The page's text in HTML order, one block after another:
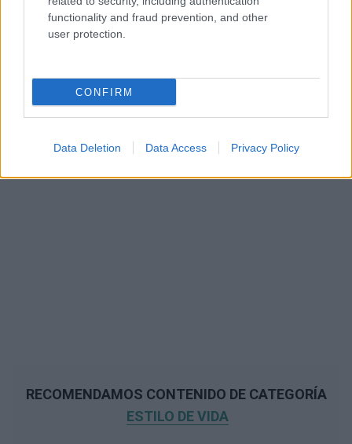
functionality and fraud prevention, and other
user protection.
CONFIRM
Data Deletion Data Access Privacy Policy
RECOMENDAMOS CONTENIDO DE CATEGORÍA
ESTILO DE VIDA